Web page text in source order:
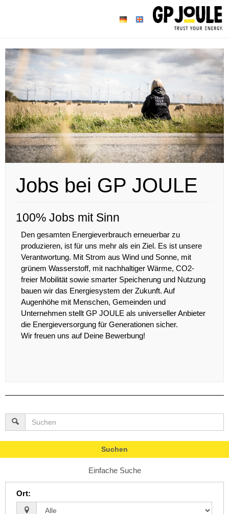
Jobs bei GP JOULE
100% Jobs mit Sinn
Den gesamten Energieverbrauch erneuerbar zu
produzieren, ist für uns mehr als ein Ziel. Es ist unsere
Verantwortung. Mit Strom aus Wind und Sonne, mit
grünem Wasserstoff, mit nachhaltiger Wärme, CO2-
freier Mobilität sowie smarter Speicherung und Nutzung
bauen wir das Energiesystem der Zukunft. Auf
Augenhöhe mit Menschen, Gemeinden und
Unternehmen stellt GP JOULE als universeller Anbieter
die Energieversorgung für Generationen sicher.
Wir freuen uns auf Deine Bewerbung!
Suchen
Einfache Suche
Ort: